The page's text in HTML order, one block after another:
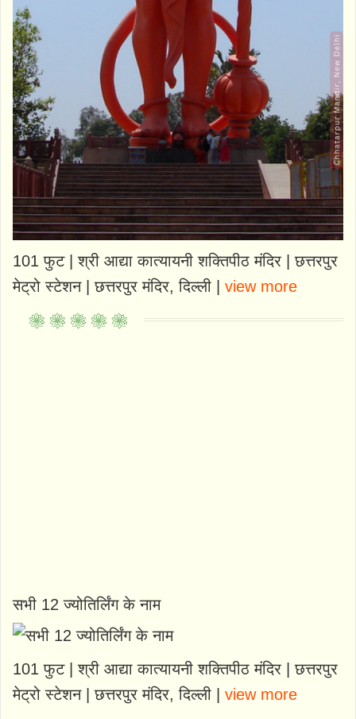
101 फुट | श्री आद्या कात्यायनी शक्तिपीठ मंदिर | छत्तरपुर
मेट्रो स्टेशन | छत्तरपुर मंदिर, दिल्ली | view more
सभी 12 ज्योतिर्लिंग के नाम
101 फुट | श्री आद्या कात्यायनी शक्तिपीठ मंदिर | छत्तरपुर
मेट्रो स्टेशन | छत्तरपुर मंदिर, दिल्ली | view more